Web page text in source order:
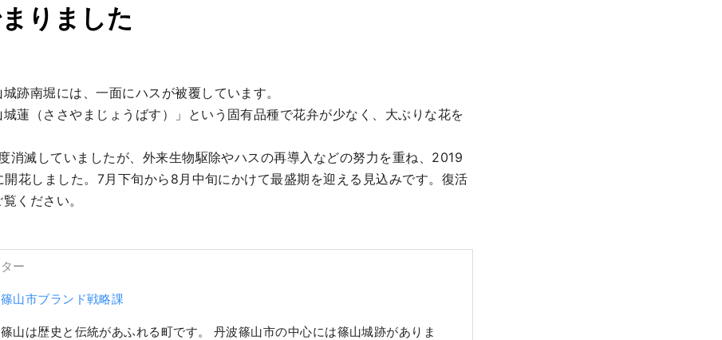
りました
跡南堀には、一面にハスが被覆しています。
蓮（ささやまじょうばす）」という固有品種で花弁が少なく、大ぶりな花を
消滅していましたが、外来生物駆除やハスの再導入などの努力を重ね、2019
開花しました。7月下旬から8月中旬にかけて最盛期を迎える見込みです。復活
ください。
ー
山市ブランド戦略課
山は歴史と伝統があふれる町です。 丹波篠山市の中心には篠山城跡がありま